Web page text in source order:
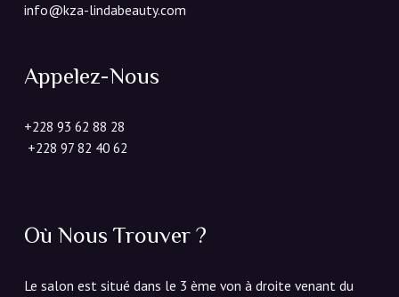
info@kza-lindabeauty.com
Appelez-Nous
+228 93 62 88 28
+228 97 82 40 62
Où Nous Trouver ?
Le salon est situé dans le 3 ème von à droite venant du